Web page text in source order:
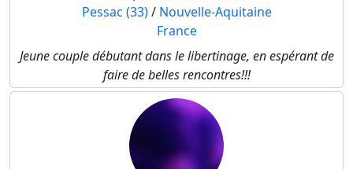
Pessac (33)/ Nouvelle-Aquitaine
France
Jeune couple débutant dans le libertinage, en espérant de
faire de belles rencontres!!!